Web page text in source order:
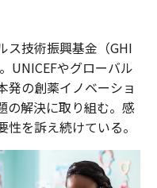
技術振興基金（GHI
UNICEFやグローバル
発の創薬イノベーショ
の解決に取り組む。感
を訴え続けている。